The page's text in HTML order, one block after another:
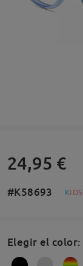
24,95 €
#K58693 KIDS
Elegir el color: